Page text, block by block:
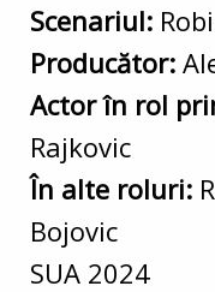
Scenariul:
Producător:
Actorîn rol
Rajkovic
În alte roluri:
Bojovic
SUA 2024